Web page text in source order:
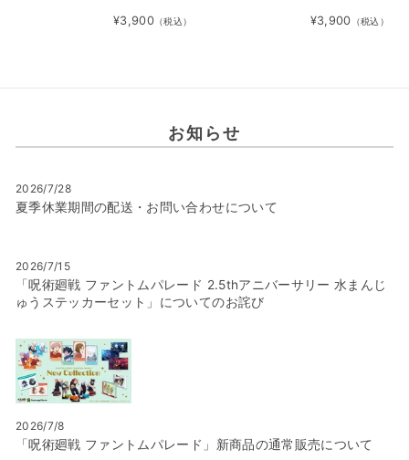
¥3,900 （税込） ¥3,900 （税込）
お知らせ
2026/7/28
夏季休業期間の配送・お問い合わせについて
2026/7/15
「呪術廻戦 ファントムパレード 2.5thアニバーサリー 水まんじ
ゅうステッカーセット」についてのお詫び
2026/7/8
「呪術廻戦 ファントムパレード」新商品の通常販売について